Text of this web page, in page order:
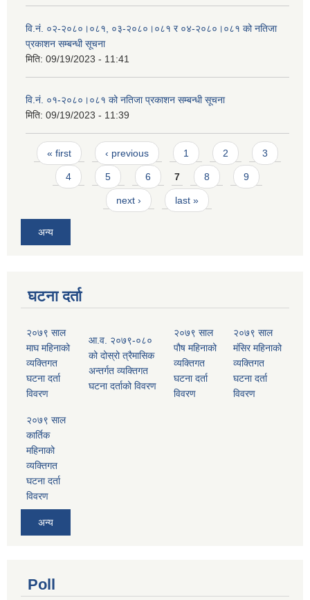
वि.नं. ०२-२०८०।०८१, ०३-२०८०।०८१ र ०४-२०८०।०८१ को नतिजा
प्रकाशन सम्बन्धी सूचना
मिति: 09/19/2023 - 11:41
वि.नं. ०१-२०८०।०८१ को नतिजा प्रकाशन सम्बन्धी सूचना
मिति: 09/19/2023 - 11:39
Pages
« first ‹ previous 1 2 3
4 5 6 7 8 9
next › last »
अन्य
घटना दर्ता
२०७९ साल
माघ महिनाको
व्यक्तिगत
घटना दर्ता
विवरण
आ.व. २०७९-०८०
को दोस्रो त्रैमासिक
अन्तर्गत व्यक्तिगत
घटना दर्ताको विवरण
२०७९ साल
पौष महिनाको
व्यक्तिगत
घटना दर्ता
विवरण
२०७९ साल
मंसिर महिनाको
व्यक्तिगत
घटना दर्ता
विवरण
२०७९ साल
कार्तिक
महिनाको
व्यक्तिगत
घटना दर्ता
विवरण
अन्य
Poll